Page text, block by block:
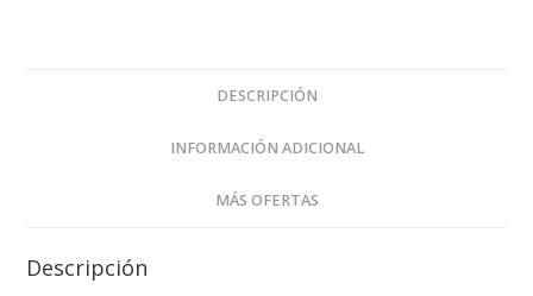
DESCRIPCIÓN
INFORMACIÓN ADICIONAL
MÁS OFERTAS
Descripción